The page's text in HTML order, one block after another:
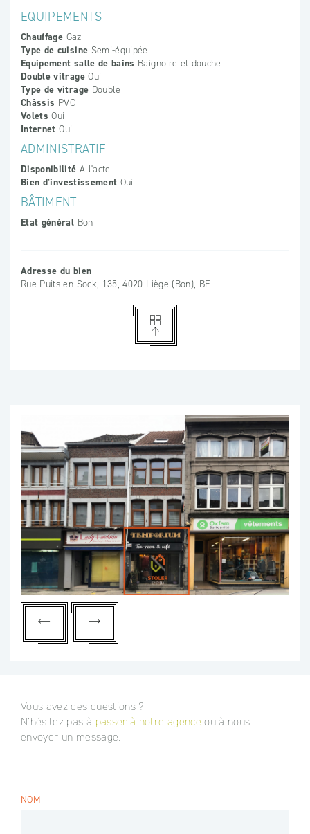
EQUIPEMENTS
Chauffage Gaz
Type de cuisine Semi-équipée
Equipement salle de bains Baignoire et douche
Double vitrageOui
Type de vitrage Double
Châssis PVC
Volets Oui
Internet Oui
ADMINISTRATIF
Disponibilité A l'acte
Bien d'investissement Oui
BÂTIMENT
Etat général Bon
Adresse du bien
Rue Puits-en-Sock, 135, 4020 Liège (Bon), BE
Vous avez des questions ?
N’hésitez pas à passer à notre agence ou à nous
envoyer un message.
NOM